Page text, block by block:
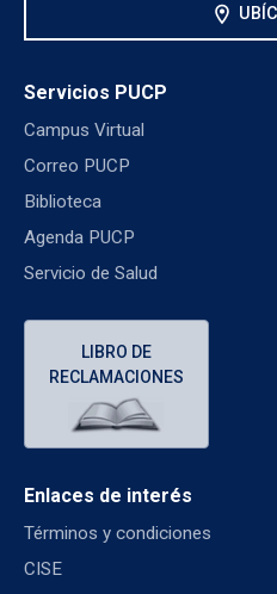
location_on
Servicios PUCP
Campus Virtual
Correo PUCP
Biblioteca
Agenda PUCP
Servicio de Salud
LIBRO DE
RECLAMACIONES
Enlaces de interés
Términos y condiciones
CISE